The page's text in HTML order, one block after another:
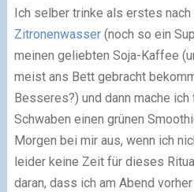
Ich selber trinke als erstes
Zitronenwasser(noch so ein
meinen geliebten Soja-Kaffee
meist ans Bett gebracht
Besseres?) und dann mache
Schwaben einen grünen
Morgen bei mir aus, wenn ich
leider keine Zeit für dieses
daran, dass ich am Abend